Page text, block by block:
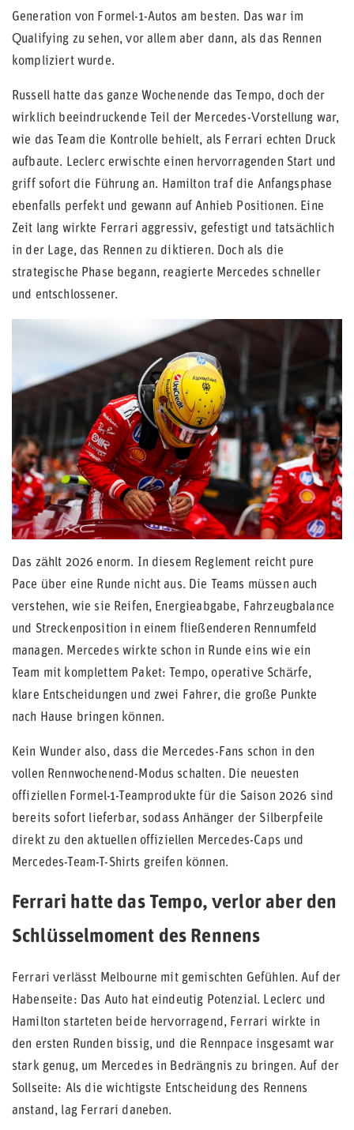
Generation von Formel-1-Autos am besten. Das war im
Qualifying zu sehen, vor allem aber dann, als das Rennen
kompliziert wurde.
Russell hatte das ganze Wochenende das Tempo, doch der
wirklich beeindruckende Teil der Mercedes-Vorstellung war,
wie das Team die Kontrolle behielt, als Ferrari echten Druck
aufbaute. Leclerc erwischte einen hervorragenden Start und
griff sofort die Führung an. Hamilton traf die Anfangsphase
ebenfalls perfekt und gewann auf Anhieb Positionen. Eine
Zeit lang wirkte Ferrari aggressiv, gefestigt und tatsächlich
in der Lage, das Rennen zu diktieren. Doch als die
strategische Phase begann, reagierte Mercedes schneller
und entschlossener.
Das zählt 2026 enorm. In diesem Reglement reicht pure
Pace über eine Runde nicht aus. Die Teams müssen auch
verstehen, wie sie Reifen, Energieabgabe, Fahrzeugbalance
und Streckenposition in einem fließenderen Rennumfeld
managen. Mercedes wirkte schon in Runde eins wie ein
Team mit komplettem Paket: Tempo, operative Schärfe,
klare Entscheidungen und zwei Fahrer, die große Punkte
nach Hause bringen können.
Kein Wunder also, dass die Mercedes-Fans schon in den
vollen Rennwochenend-Modus schalten. Die neuesten
offiziellen Formel-1-Teamprodukte für die Saison 2026 sind
bereits sofort lieferbar, sodass Anhänger der Silberpfeile
direkt zu den aktuellen offiziellen Mercedes-Caps und
Mercedes-Team-T-Shirts greifen können.
Ferrari hatte das Tempo, verlor aber den
Schlüsselmoment des Rennens
Ferrari verlässt Melbourne mit gemischten Gefühlen. Auf der
Habenseite: Das Auto hat eindeutig Potenzial. Leclerc und
Hamilton starteten beide hervorragend, Ferrari wirkte in
den ersten Runden bissig, und die Rennpace insgesamt war
stark genug, um Mercedes in Bedrängnis zu bringen. Auf der
Sollseite: Als die wichtigste Entscheidung des Rennens
anstand, lag Ferrari daneben.